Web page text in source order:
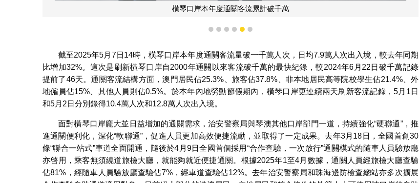
橫琴口岸本年度通關客流累計破千萬
1 2 3 4 5 6
截至2025年5月7日14時，橫琴口岸本年度通關客流量破一千萬人次，日均7.9萬人次出入境，較去年同期
比增加32%。這次是刷新橫琴口岸自2000年通關以來客流破千萬的最快紀錄，較2024年6月22日破千萬記錄
提前了46天。通關客流結構方面，澳門居民佔25.3%、旅客佔37.8%、非本地居民高等院校學生佔21.4%、外
地僱員佔15%、其他人員則佔0.5%。於本年內地勞動節假期內，橫琴口岸更連續兩天刷新客流記錄，5月1日
和5月2日分別錄得10.4萬人次和12.8萬人次出入境。
面對橫琴口岸龐大並日益增加的通關需求，治安警察局與琴澳其他口岸部門一道，持續強化“硬聯通”，推
進通關便利化，深化“軟聯通”，促進人員更加高效便捷流動，並取得了一定成果。去年3月18日，全國首創30
條“聯合一站式”車道全面開通，隨後於4月9日全國首個採用“合作查驗，一次放行”通關模式的隨車人員驗放廳
亦啓用，乘客無須繞道旅檢大廳，就能夠就近便捷通關。根據2025年1至4月數據，通關人員經旅檢大廳查驗
佔81%，經隨車人員驗放廳查驗佔7%，經車道查驗佔12%。去年治安警察局和珠海邊防檢查總站亦多次擴展